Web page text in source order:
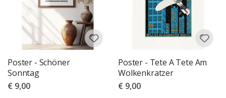
Poster - Schöner
Sonntag
€ 9,00
Poster - Tete A Tete Am
Wolkenkratzer
€ 9,00